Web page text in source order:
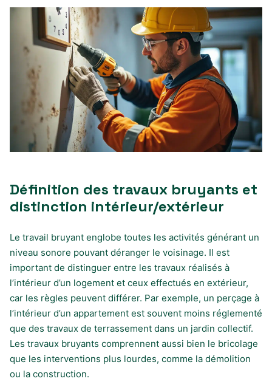
Définition des travaux bruyants et
distinction intérieur/extérieur
Le travail bruyant englobe toutes les activités générant un
niveau sonore pouvant déranger le voisinage. Il est
important de distinguer entre les travaux réalisés à
l’intérieur d’un logement et ceux effectués en extérieur,
car les règles peuvent différer. Par exemple, un perçage à
l’intérieur d’un appartement est souvent moins réglementé
que des travaux de terrassement dans un jardin collectif.
Les travaux bruyants comprennent aussi bien le bricolage
que les interventions plus lourdes, comme la démolition
ou la construction.